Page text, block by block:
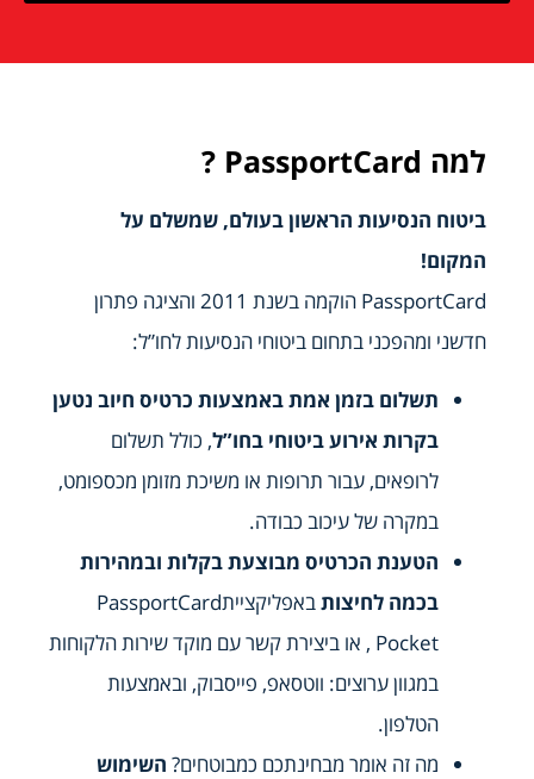
למה PassportCard ?
ביטוח הנסיעות הראשון בעולם, שמשלם על
המקום!
PassportCard הוקמה בשנת 2011 והציגה פתרון
חדשני ומהפכני בתחום ביטוחי הנסיעות לחו”ל:
תשלום בזמן אמת באמצעות כרטיס חיוב נטען
בקרות אירוע ביטוחי בחו”ל, כולל תשלום
לרופאים, עבור תרופות או משיכת מזומן מכספומט,
במקרה של עיכוב כבודה.
הטענת הכרטיס מבוצעת בקלות ובמהירות
בכמה לחיצות
באפליקצייתPassportCard
Pocket , או ביצירת קשר עם מוקד שירות הלקוחות
במגוון ערוצים: ווטסאפ, פייסבוק, ובאמצעות
הטלפון.
מה זה אומר מבחינתכם כמבוטחים?השימוש